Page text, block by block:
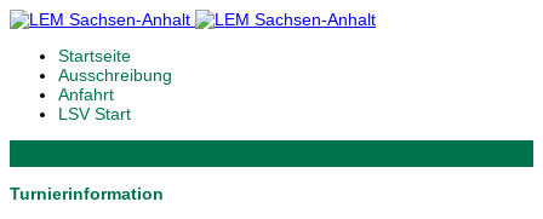
Startseite
Ausschreibung
Anfahrt
LSV Start
Turnierinformation